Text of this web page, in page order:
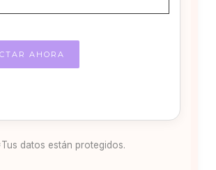
datos están protegidos.